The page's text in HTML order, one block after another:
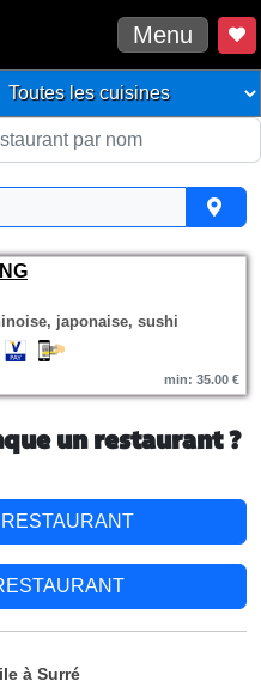
Menu
japonaise, sushi
min: 35.00 €
un restaurant ?
à Surré